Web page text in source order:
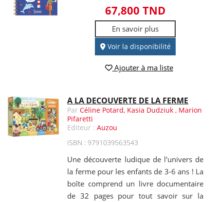
67,800 TND
En savoir plus
Voir la disponibilité
Ajouter à ma liste
A LA DECOUVERTE DE LA FERME
ParCéline Potard, Kasia Dudziuk , Marion
Pifaretti
Editeur :Auzou
ISBN : 9791039563543
Une découverte ludique de l'univers de
la ferme pour les enfants de 3-6 ans ! La
boîte comprend un livre documentaire
de 32 pages pour tout savoir sur la